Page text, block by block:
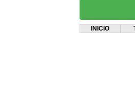
INICIO